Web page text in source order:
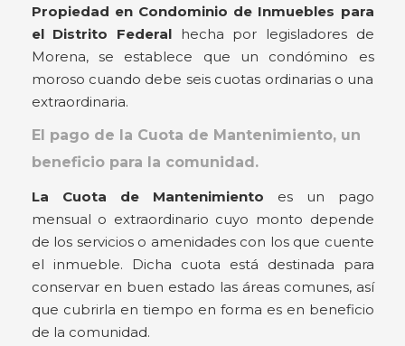
Propiedad en Condominio de Inmuebles para
el Distrito Federalhecha por legisladores de
Morena, se establece que un condómino es
moroso cuando debe seis cuotas ordinarias o una
extraordinaria.
El pago de la Cuota de Mantenimiento, un
beneficio para la comunidad.
La Cuota de Mantenimiento es un pago
mensual o extraordinario cuyo monto depende
de los servicios o amenidades con los que cuente
el inmueble. Dicha cuota está destinada para
conservar en buen estado las áreas comunes, así
que cubrirla en tiempo en forma es en beneficio
de la comunidad.